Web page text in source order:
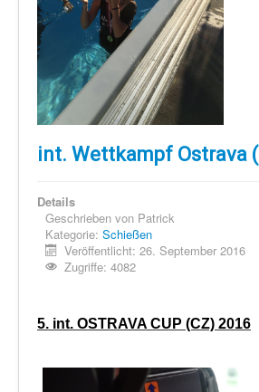
int. Wettkampf Ostrava
Details
Geschrieben von Patrick
Kategorie: Schießen
Veröffentlicht: 26. September 2016
Zugriffe: 4082
5. int. OSTRAVA CUP (CZ) 2016